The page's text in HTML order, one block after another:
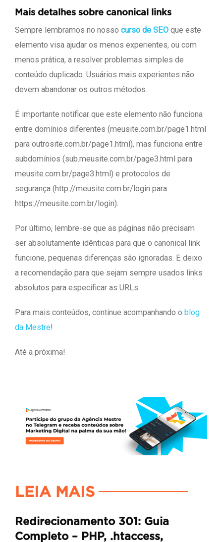
Mais detalhes sobre canonical links
Sempre lembramos no nosso curso de SEO que este
elemento visa ajudar os menos experientes, ou com
menos prática, a resolver problemas simples de
conteúdo duplicado. Usuários mais experientes não
devem abandonar os outros métodos.
É importante notificar que este elemento não funciona
entre domínios diferentes (meusite.com.br/page1.html
para outrosite.com.br/page1.html), mas funciona entre
subdomínios (sub.meusite.com.br/page3.html para
meusite.com.br/page3.html) e protocolos de
segurança (http://meusite.com.br/login para
https://meusite.com.br/login).
Por último, lembre-se que as páginas não precisam
ser absolutamente idênticas para que o canonical link
funcione, pequenas diferenças são ignoradas. E deixo
a recomendação para que sejam sempre usados links
absolutos para especificar as URLs.
Para mais conteúdos, continue acompanhando o blog
da Mestre!
Até a próxima!
LEIA MAIS
Redirecionamento 301: Guia
Completo – PHP, .htaccess,